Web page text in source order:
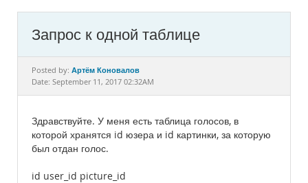
MySQL.com
Downloads
Documentation
Запрос к одной таблице
Posted by: Артём Коновалов
Date: September 11, 2017 02:32AM
Здравствуйте. У меня есть таблица голосов, в
которой хранятся id юзера и id картинки, за которую
был отдан голос.
id user_id picture_id